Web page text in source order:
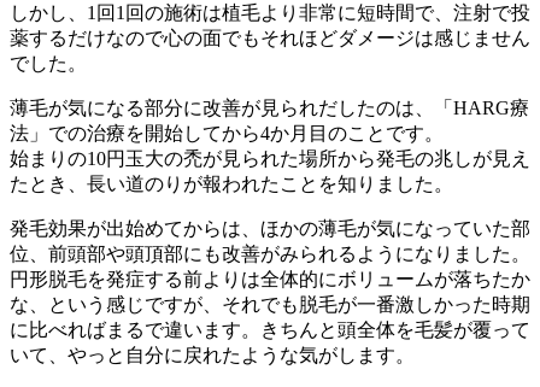
しかし、1回1回の施術は植毛より非常に短時間で、注射で投
薬するだけなので心の面でもそれほどダメージは感じません
でした。
薄毛が気になる部分に改善が見られだしたのは、「HARG療
法」での治療を開始してから4か月目のことです。
始まりの10円玉大の禿が見られた場所から発毛の兆しが見え
たとき、長い道のりが報われたことを知りました。
発毛効果が出始めてからは、ほかの薄毛が気になっていた部
位、前頭部や頭頂部にも改善がみられるようになりました。
円形脱毛を発症する前よりは全体的にボリュームが落ちたか
な、という感じですが、それでも脱毛が一番激しかった時期
に比べればまるで違います。きちんと頭全体を毛髪が覆って
いて、やっと自分に戻れたような気がします。